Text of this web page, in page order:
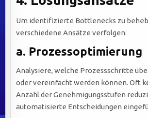
Um identifizierte Bottlenecks zu
verschiedene Ansätze verfolgen:
a. Prozessoptimierung
Analysiere, welche Prozessschritte
oder vereinfacht werden können. Oft
Anzahl der Genehmigungsstufen
automatisierte Entscheidungen